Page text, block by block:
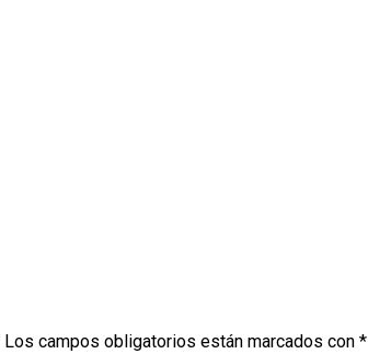
Los campos obligatorios están marcados con *